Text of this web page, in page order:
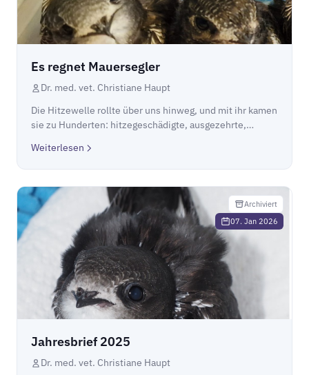
Es regnet Mauersegler
Dr. med. vet. Christiane Haupt
Die Hitzewelle rollte über uns hinweg, und mit ihr kamen
sie zu Hunderten: hitzegeschädigte, ausgezehrte,
Nischen stürzen mussten.
Weiterlesen
Archiviert
07. Jan 2026
Jahresbrief 2025
Dr. med. vet. Christiane Haupt